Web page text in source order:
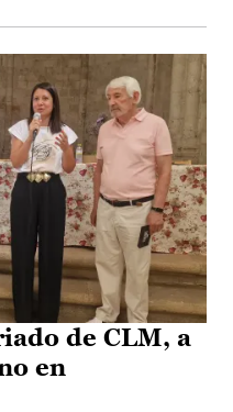
de CLM, a
en